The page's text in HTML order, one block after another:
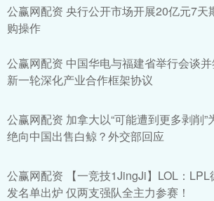
公赢网配资 央行公开市场开展20亿元7天
购操作
公赢网配资 中国华电与福建省举行会谈
新一轮深化产业合作框架协议
公赢网配资 加拿大以“可能遭到更多剥削”
绝向中国出售白鲸？外交部回应
公赢网配资 【一竞技1JingJi】LOL：LPL
发名单出炉 仅两支强队全主力参赛！